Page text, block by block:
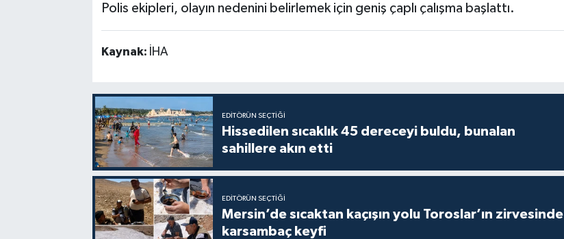
Polis ekipleri, olayın nedenini belirlemek için geniş çaplı çalışma başlattı.
Kaynak: İHA
EDITÖRÜN SEÇTIĞI
Hissedilen sıcaklık 45 dereceyi buldu, bunalan
sahillere akın etti
EDITÖRÜN SEÇTIĞI
Mersin’de sıcaktan kaçışın yolu Toroslar’ın zirvesinde
karsambaç keyfi